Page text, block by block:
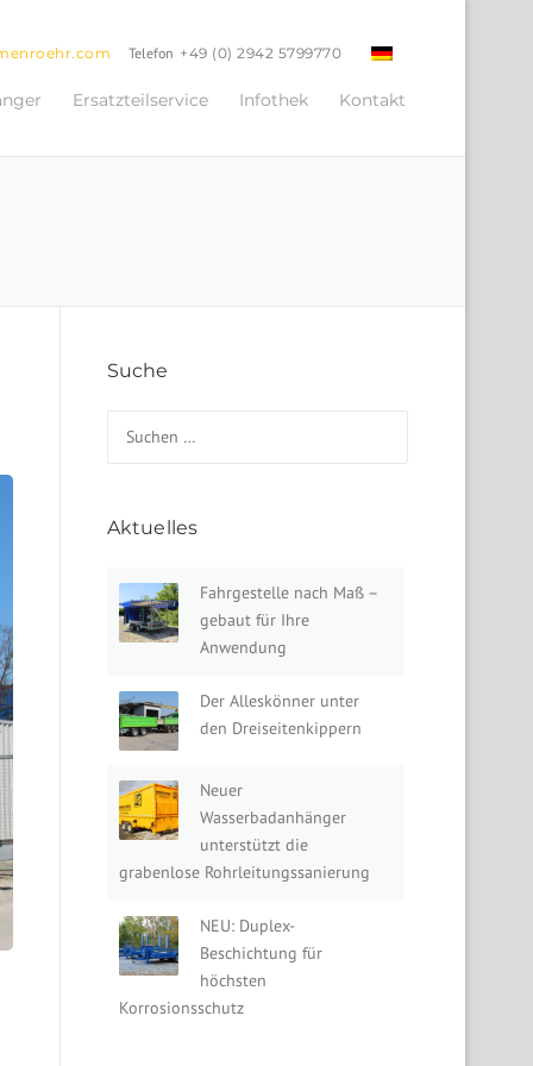
Telefon +49 (0) 2942 5799770
Ersatzteilservice Infothek Kontakt
Suche
Aktuelles
Fahrgestelle nach Maß –
gebaut für Ihre
Anwendung
Der Alleskönner unter
den Dreiseitenkippern
Neuer
Wasserbadanhänger
unterstützt die
grabenlose Rohrleitungssanierung
NEU: Duplex-
Beschichtung für
höchsten
Korrosionsschutz